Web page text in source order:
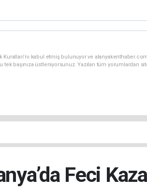
Kuralları’nı kabul etmiş bulunuyor ve
tek başınıza üstleniyorsunuz. Yazılan tüm yorumlardan
Feci